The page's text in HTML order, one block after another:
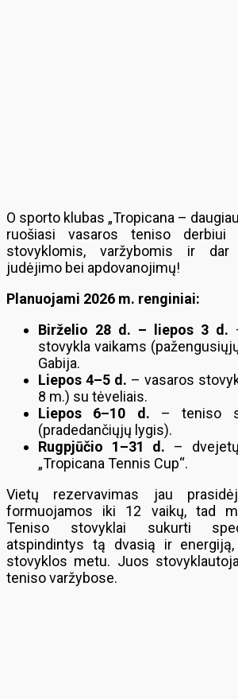
O sporto klubas „Tropicana –
ruošiasi vasaros teniso
stovyklomis, varžybomis ir dar
judėjimo bei apdovanojimų!
Planuojami 2026 m. renginiai:
Birželio 28 d. – liepos 3 d.
stovykla vaikams
Gabija.
Liepos 4–5 d. – vasaros
8 m.) su tėveliais.
Liepos 6–10 d. – teniso
(pradedančiųjų lygis).
Rugpjūčio 1–31 d. –
„Tropicana Tennis Cup“.
Vietų rezervavimas jau
formuojamos iki 12 vaikų, tad
Teniso stovyklai sukurti
atspindintys tą dvasią ir
stovyklos metu. Juos
teniso varžybose.